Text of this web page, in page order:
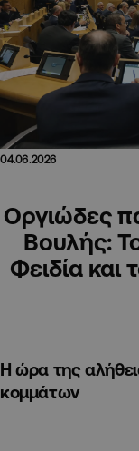
04.06.2026
Οργιώδες
Βουλής:
Φειδία και
Η ώρα της
κομμάτων